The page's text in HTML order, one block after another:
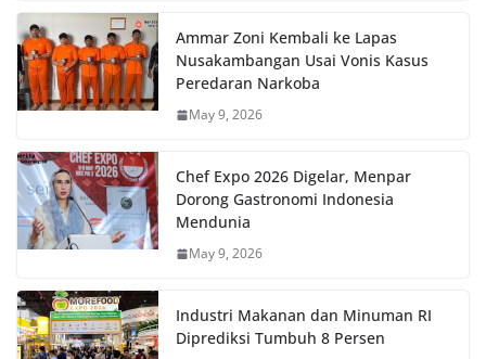
Ammar Zoni Kembali ke Lapas
Nusakambangan Usai Vonis Kasus
Peredaran Narkoba
May 9, 2026
Chef Expo 2026 Digelar, Menpar
Dorong Gastronomi Indonesia
Mendunia
May 9, 2026
Industri Makanan dan Minuman RI
Diprediksi Tumbuh 8 Persen